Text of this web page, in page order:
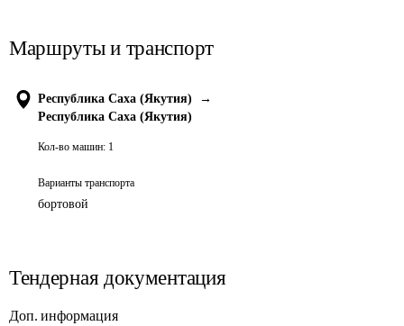
Маршруты и транспорт
Республика Саха (Якутия)
→
Республика Саха (Якутия)
Кол-во машин: 1
Варианты транспорта
бортовой
Тендерная документация
Доп. информация